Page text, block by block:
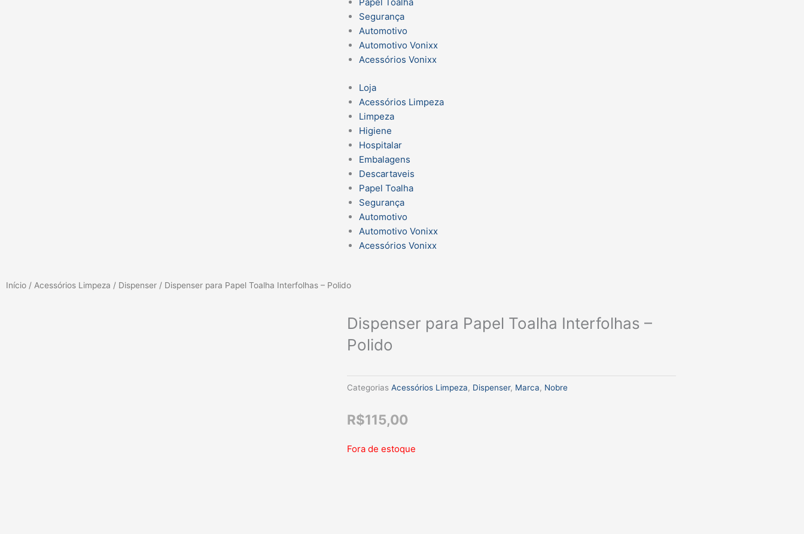
Segurança
Automotivo
Automotivo Vonixx
Acessórios Vonixx
Loja
Acessórios Limpeza
Limpeza
Higiene
Hospitalar
Embalagens
Descartaveis
Papel Toalha
Segurança
Automotivo
Automotivo Vonixx
Acessórios Vonixx
Início / Acessórios Limpeza / Dispenser / Dispenser para Papel Toalha Interfolhas – Polido
Dispenser para Papel Toalha Interfolhas –
Polido
Categorias Acessórios Limpeza, Dispenser, Marca, Nobre
R$115,00
Fora de estoque